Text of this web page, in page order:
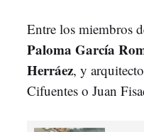
Entre los miembros
Paloma García
Herráez, y
Cifuentes o Juan